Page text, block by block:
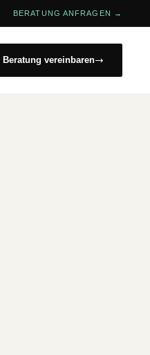
BERATUNG ANFRAGEN →
Beratung vereinbaren